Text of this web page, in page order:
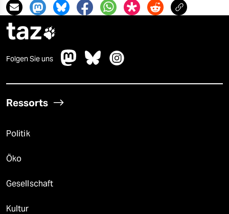
taz
Folgen Sie uns
Ressorts
Politik
Öko
Gesellschaft
Kultur